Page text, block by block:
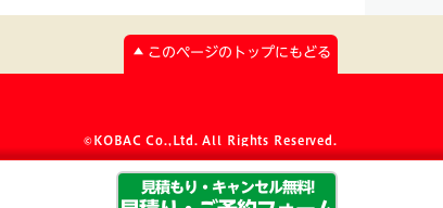
このページのトップにもどる
©KOBAC Co.,Ltd. All Rights Reserved.
見積もり・キャンセル無料!